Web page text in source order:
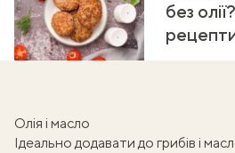
без
Олія і масло
Ідеально додавати до грибів і